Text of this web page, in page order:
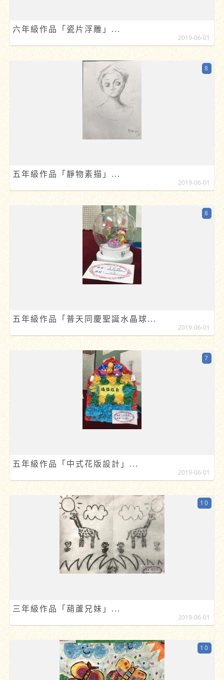
六年級作品「瓷片浮雕」...
2019-06-01
五年級作品「靜物素描」...
8
2019-06-01
五年級作品「普天同慶聖誕水晶球...
8
2019-06-01
五年級作品「中式花版設計」...
7
2019-06-01
三年級作品「葫蘆兄妹」...
10
2019-06-01
10